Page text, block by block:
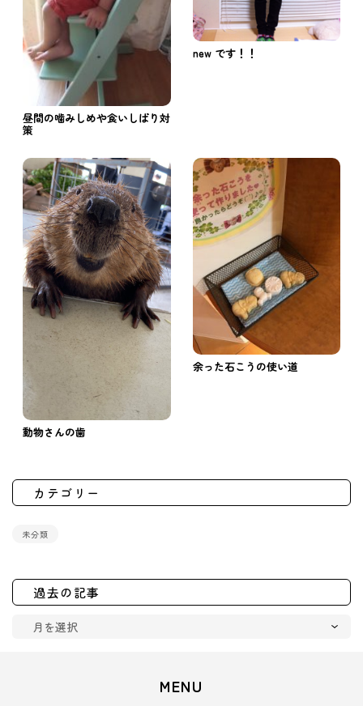
昼間の噛みしめや食いしばり対
策
new です！！
動物さんの歯
余った石こうの使い道
カテゴリー
未分類
過去の記事
MENU